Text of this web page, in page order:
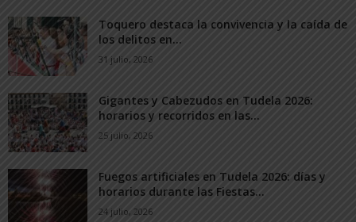
Toquero destaca la convivencia y la caída de
los delitos en...
31 julio, 2026
Gigantes y Cabezudos en Tudela 2026:
horarios y recorridos en las...
25 julio, 2026
Fuegos artificiales en Tudela 2026: días y
horarios durante las Fiestas...
24 julio, 2026